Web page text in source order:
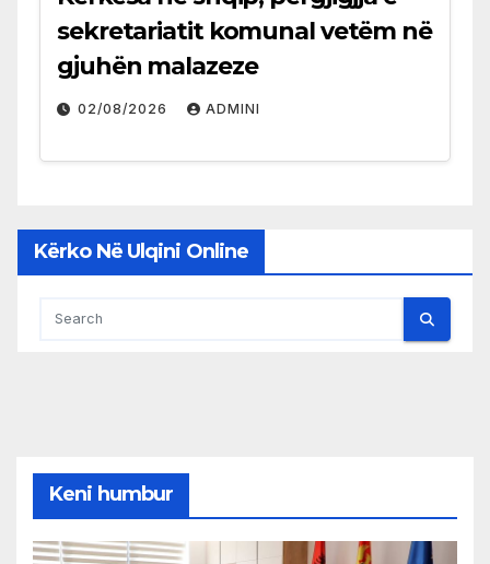
sekretariatit komunal vetëm në
gjuhën malazeze
02/08/2026 ADMINI
Kërko Në Ulqini Online
Keni humbur